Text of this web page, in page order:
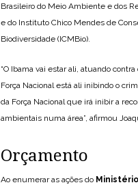
Brasileiro do Meio Ambiente e dos
e do Instituto Chico Mendes de
Biodiversidade (ICMBio).
“O Ibama vai estar ali, atuando
Força Nacional está ali inibindo o
da Força Nacional que irá inibir a
ambientais numa área”, afirmou
Orçamento
Ao enumerar as ações do